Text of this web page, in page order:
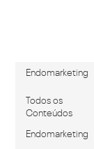
Todos os
Conteúdos
Endomarketing
Endomarketing